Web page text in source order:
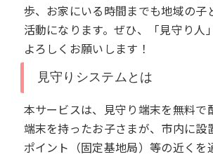
歩、お家にいる時間までも地域の子
活動になります。ぜひ、「見守り人
よろしくお願いします！
見守りシステムとは
本サービスは、見守り端末を無料で
端末を持ったお子さまが、市内に設
ポイント（固定基地局）等の近くを